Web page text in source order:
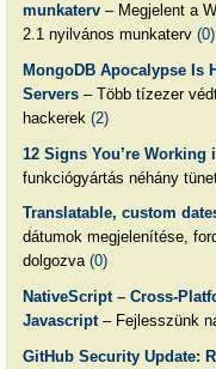
munkaterv– Megjelent a
2.1 nyilvános munkaterv (0)
MongoDB Apocalypse Is
Servers– Több tízezer
hackerek (2)
12 Signs You’re Working
funkciógyártás néhány
Translatable, custom
dátumok megjelenítése,
dolgozva (0)
NativeScript – Cross-
Javascript– Fejlesszünk
GitHub Security Update: